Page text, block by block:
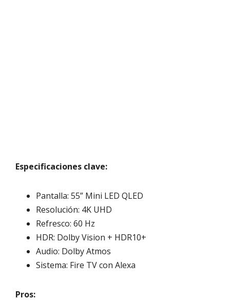
Especificaciones clave:
Pantalla: 55” Mini LED QLED
Resolución: 4K UHD
Refresco: 60 Hz
HDR: Dolby Vision + HDR10+
Audio: Dolby Atmos
Sistema: Fire TV con Alexa
Pros: